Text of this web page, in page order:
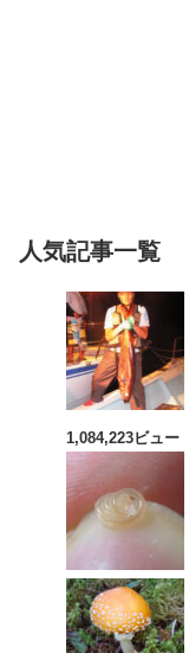
人気記事一覧
1,084,223ビュー